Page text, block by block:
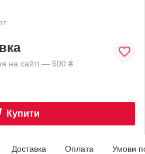
на сайті — 600 ₴
Купити
Доставка Оплата Умови